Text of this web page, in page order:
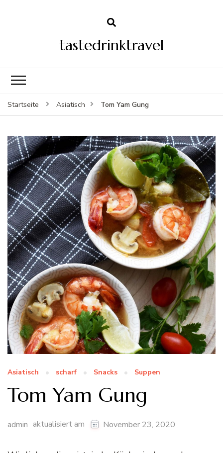
tastedrinktravel
Startseite Asiatisch Tom Yam Gung
Asiatisch scharf Snacks Suppen
Tom Yam Gung
admin aktualisiert am November 23, 2020